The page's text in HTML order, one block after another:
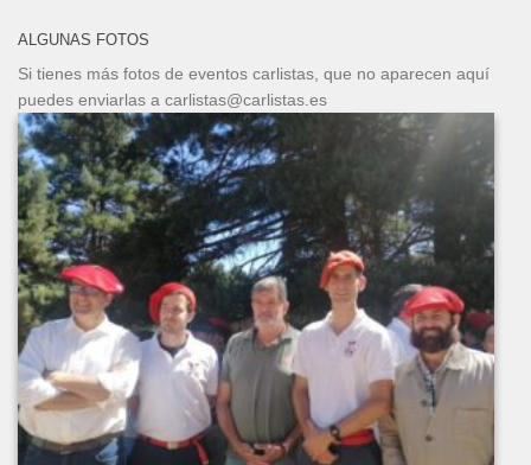
ALGUNAS FOTOS
Si tienes más fotos de eventos carlistas, que no aparecen aquí
puedes enviarlas a carlistas@carlistas.es